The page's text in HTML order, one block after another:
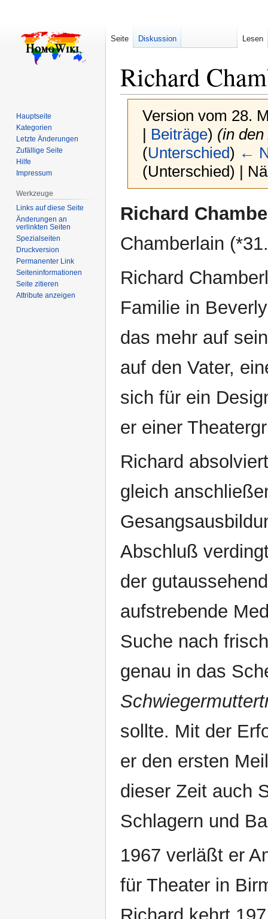
Richard
Version vom 28.
| Beiträge) (in
(Unterschied) ←
(Unterschied) |
Navigation
Suche
Richard
Chamberlain
Richard
Familie in
das mehr auf
auf den Vater,
sich für ein
er einer
Richard
gleich
Abschluß
der
aufstrebende
Suche nach
genau in das
sollte. Mit der
er den ersten
dieser Zeit auch
Schlagern und
1967 verläßt er
für Theater in
Seite Diskussion Lesen
Hauptseite
Kategorien
Letzte Änderungen
Zufällige Seite
Hilfe
Impressum
Werkzeuge
Links auf diese Seite
Änderungen an
verlinkten Seiten
Spezialseiten
Druckversion
Permanenter Link
Seiten­­informationen
Seite zitieren
Attribute anzeigen